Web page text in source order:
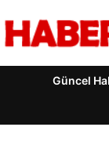
Güncel